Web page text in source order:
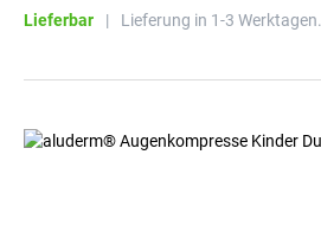
Lieferbar | Lieferung in 1-3 Werktagen.